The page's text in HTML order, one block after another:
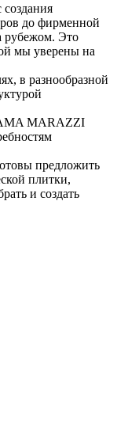
создания
до фирменной
рубежом. Это
мы уверены на
в разнообразной
MARAZZI
предложить
плитки,
и создать